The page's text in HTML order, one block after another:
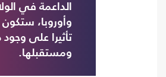
الداعمة في
وأوروبا، ستكون
تأثيرا على وجود
ومستقبلها.